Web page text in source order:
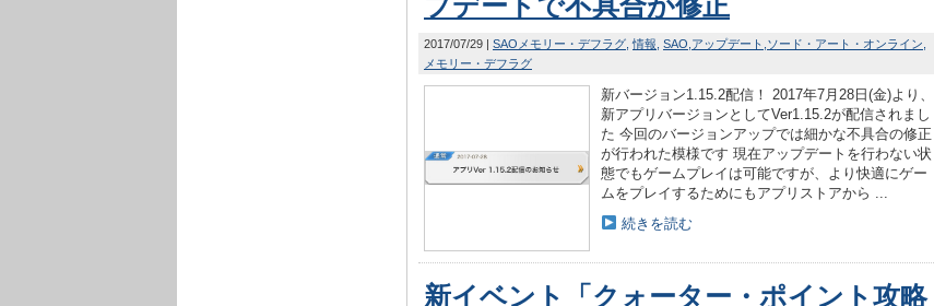
2017/07/29 SAOメモリー・デフラグ 情報 SAO アップデート ソード・アート・オンライン
メモリー・デフラグ
新バージョン1.15.2配信！ 2017年7月28日(金)より、
新アプリバージョンとしてVer1.15.2が配信されまし
た 今回のバージョンアップでは細かな不具合の修正
が行われた模様です 現在アップデートを行わない状
態でもゲームプレイは可能ですが、より快適にゲー
ムをプレイするためにもアプリストアから ...
続きを読む
新イベント「クォーター・ポイント攻略